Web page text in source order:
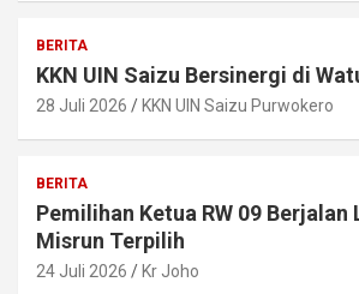
BERITA
KKN UIN Saizu Bersinergi di
28 Juli 2026 KKN UIN Saizu Purwokero
BERITA
Pemilihan Ketua RW 09 Berjalan
Misrun Terpilih
24 Juli 2026 Kr Joho